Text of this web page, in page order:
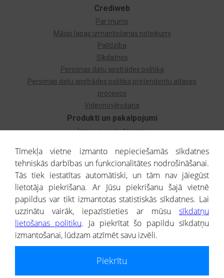
Produkti un pakalpojumi
Izziņa par uzņēmumu
Dzimtas koks
Uzņēmumu atlase
Monitorings
Kredītizziņa par ārvalstu uzņēmumiem
Crediweb
Par mums
Mājas lapas izmantošanas noteikumi
Palīdzība
Sīkdatnes
Personas datu apstrādes politika
Personas datu apstrādes politika pretendentu atlases
procesos
Videonovērošana
® CREDITREFORM Latvija
SIA
Portāla ietvaros saņemtajai informācijai ir uzziņas raksturs, un tai nav
Tīmekļa vietne izmanto nepieciešamās sīkdatnes
tehniskās darbības un funkcionalitātes nodrošināšanai.
Tās tiek iestatītas automātiski, un tām nav jāiegūst
lietotāja piekrišana. Ar Jūsu piekrišanu šajā vietnē
papildus var tikt izmantotas statistiskās sīkdatnes. Lai
uzzinātu vairāk, iepazīstieties ar mūsu sīkdatņu
lietošanas politiku. Ja piekrītat šo papildu sīkdatņu
izmantošanai, lūdzam atzīmēt savu izvēli.
Piekrītu